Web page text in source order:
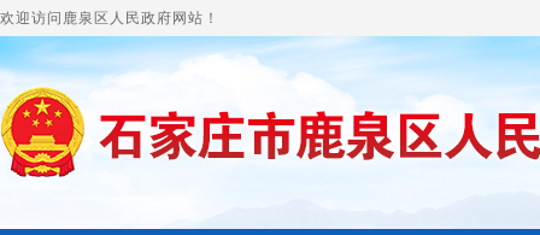
欢迎访问鹿泉区人民政府网站！